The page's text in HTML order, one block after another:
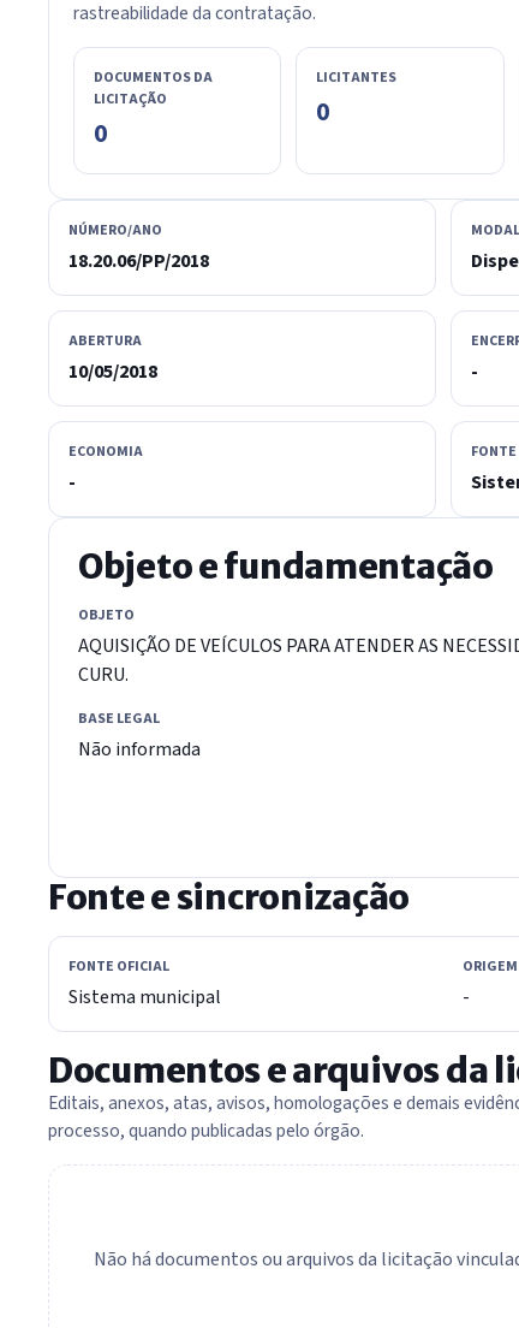
rastreabilidade da contratação.
DOCUMENTOS DA
LICITAÇÃO
0
LICITANTES
0
NÚMERO/ANO
18.20.06/PP/2018
ABERTURA
10/05/2018 -
ECONOMIA
-
Objeto e fundamentação
OBJETO
AQUISIÇÃO DE VEÍCULOS PARA ATENDER AS
CURU.
BASE LEGAL
Não informada
Fonte e sincronização
FONTE OFICIAL
Sistema municipal -
Documentos e arquivos da
Editais, anexos, atas, avisos, homologações e demais
processo, quando publicadas pelo órgão.
Não há documentos ou arquivos da licitação